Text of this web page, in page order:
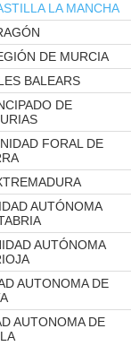
LA MANCHA
DE MURCIA
BALEARS
DE
FORAL DE
AUTÓNOMA
AUTÓNOMA
AUTONOMA DE
AUTONOMA DE